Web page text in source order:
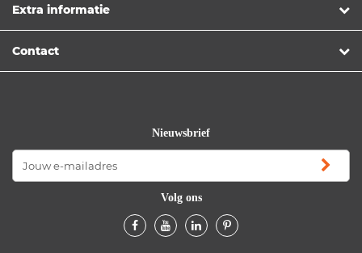
Extra informatie
Contact
Nieuwsbrief
Volg ons